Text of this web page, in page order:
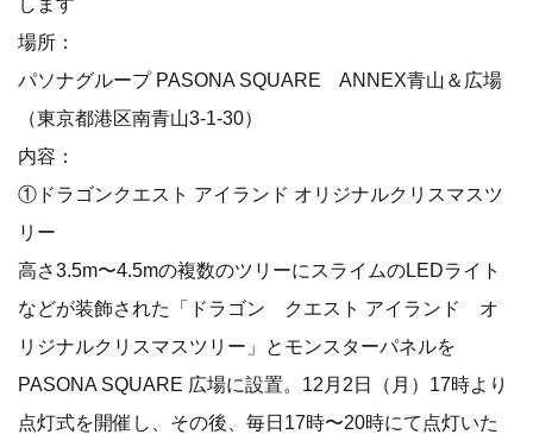
場所：
パソナグループ PASONA SQUARE ANNEX青山＆広場
（東京都港区南青山3-1-30）
内容：
①ドラゴンクエスト アイランド オリジナルクリスマスツ
リー
高さ3.5m〜4.5mの複数のツリーにスライムのLEDライト
などが装飾された「ドラゴン クエスト アイランド オ
リジナルクリスマスツリー」とモンスターパネルを
PASONA SQUARE 広場に設置。12月2日（月）17時より
点灯式を開催し、その後、毎日17時〜20時にて点灯いた